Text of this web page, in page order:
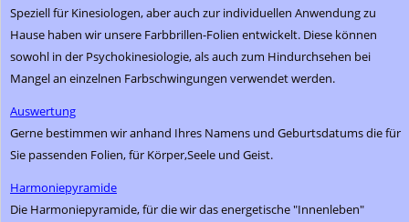
Speziell für Kinesiologen, aber auch zur individuellen Anwendung zu
Hause haben wir unsere Farbbrillen-Folien entwickelt. Diese können
sowohl in der Psychokinesiologie, als auch zum Hindurchsehen bei
Mangel an einzelnen Farbschwingungen verwendet werden.
Auswertung
Gerne bestimmen wir anhand Ihres Namens und Geburtsdatums die für
Sie passenden Folien, für Körper,Seele und Geist.
Harmoniepyramide
Die Harmoniepyramide, für die wir das energetische "Innenleben"